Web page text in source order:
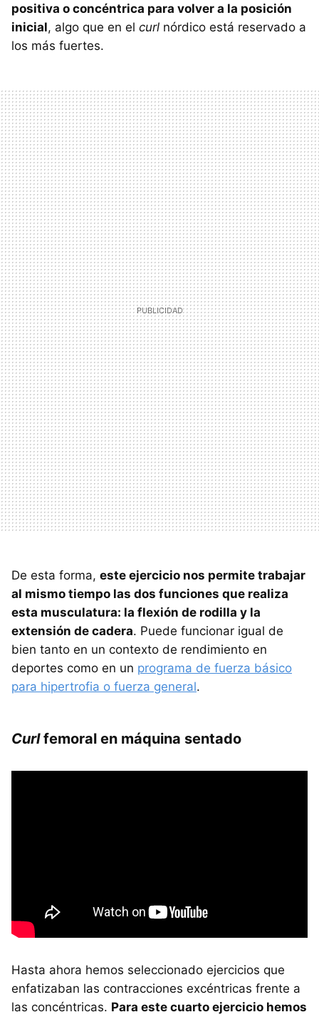
positiva o concéntrica para volver a la posición
inicial, algo que en el curl nórdico está reservado a
los más fuertes.
De esta forma, este ejercicio nos permite trabajar
al mismo tiempo las dos funciones que realiza
esta musculatura: la flexión de rodilla y la
extensión de cadera. Puede funcionar igual de
bien tanto en un contexto de rendimiento en
deportes como en un programa de fuerza básico
para hipertrofia o fuerza general.
Curlfemoral en máquina sentado
Hasta ahora hemos seleccionado ejercicios que
enfatizaban las contracciones excéntricas frente a
las concéntricas. Para este cuarto ejercicio hemos